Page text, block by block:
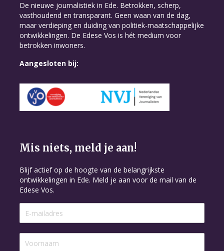
De nieuwe journalistiek in Ede. Betrokken, scherp,
vasthoudend en transparant. Geen waan van de dag,
maar verdieping en duiding van politiek-maatschappelijke
ontwikkelingen. De Edese Vos is hét medium voor
betrokken inwoners.
Aangesloten bij:
Mis niets, meld je aan!
Blijf actief op de hoogte van de belangrijkste
ontwikkelingen in Ede. Meld je aan voor de mail van de
Edese Vos.